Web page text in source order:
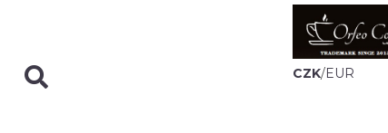
CZK/EUR